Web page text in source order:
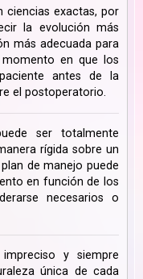
ciencias exactas, por
la evolución más
más adecuada para
en que los
antes de la
el postoperatorio.
ser totalmente
rígida sobre un
de manejo puede
en función de los
necesarios o
y siempre
única de cada